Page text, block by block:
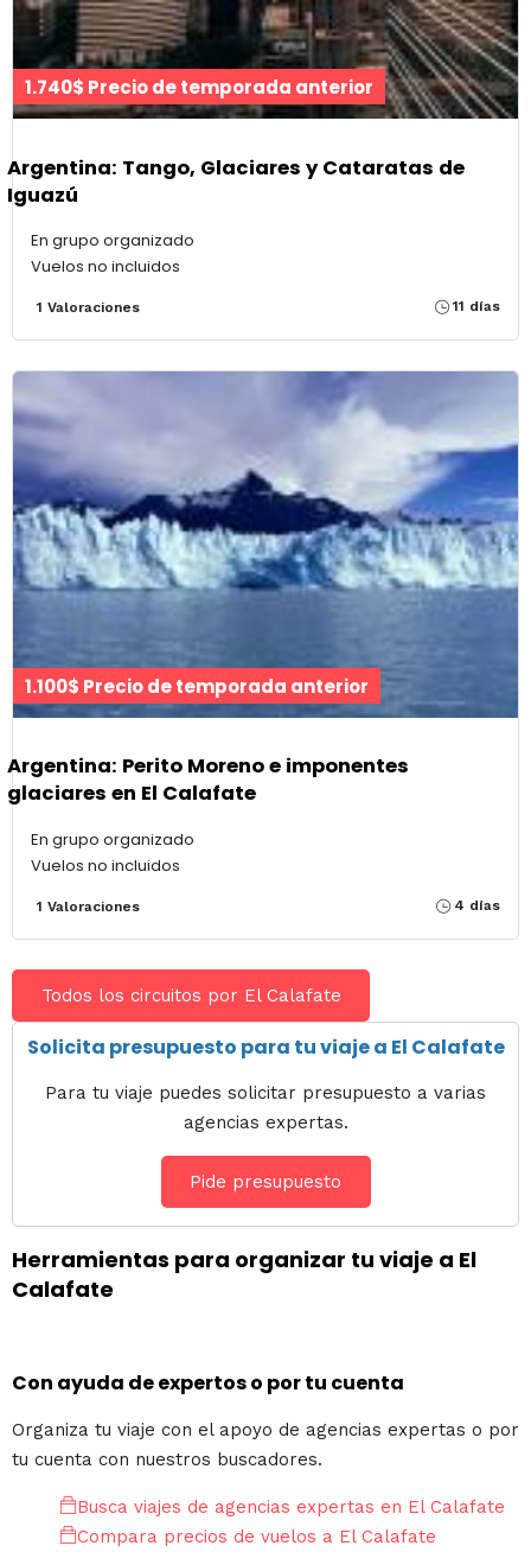
1.740$ Precio de temporada anterior
Argentina: Tango, Glaciares y Cataratas de
Iguazú
En grupo organizado
Vuelos no incluidos
1 Valoraciones 11 días
1.100$ Precio de temporada anterior
Argentina: Perito Moreno e imponentes
glaciares en El Calafate
En grupo organizado
Vuelos no incluidos
1 Valoraciones 4 días
Todos los circuitos por El Calafate
Solicita presupuesto para tu viaje a El Calafate
Para tu viaje puedes solicitar presupuesto a varias
agencias expertas.
Pide presupuesto
Herramientas para organizar tu viaje a El
Calafate
Con ayuda de expertos o por tu cuenta
Organiza tu viaje con el apoyo de agencias expertas o por
tu cuenta con nuestros buscadores.
Busca viajes de agencias expertas en El Calafate
Compara precios de vuelos a El Calafate